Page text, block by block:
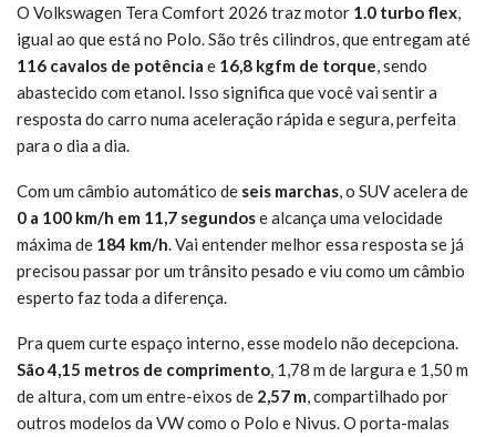
O Volkswagen Tera Comfort 2026 traz motor 1.0 turbo flex,
igual ao que está no Polo. São três cilindros, que entregam até
116 cavalos de potência e 16,8 kgfm de torque, sendo
abastecido com etanol. Isso significa que você vai sentir a
resposta do carro numa aceleração rápida e segura, perfeita
para o dia a dia.
Com um câmbio automático de seis marchas, o SUV acelera de
0 a 100 km/h em 11,7 segundose alcança uma velocidade
máxima de 184 km/h. Vai entender melhor essa resposta se já
precisou passar por um trânsito pesado e viu como um câmbio
esperto faz toda a diferença.
Pra quem curte espaço interno, esse modelo não decepciona.
São 4,15 metros de comprimento, 1,78 m de largura e 1,50 m
de altura, com um entre-eixos de 2,57 m, compartilhado por
outros modelos da VW como o Polo e Nivus. O porta-malas